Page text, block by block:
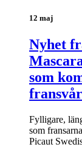
12 maj
Nyhet
som
Fylligare,
som
Picaut